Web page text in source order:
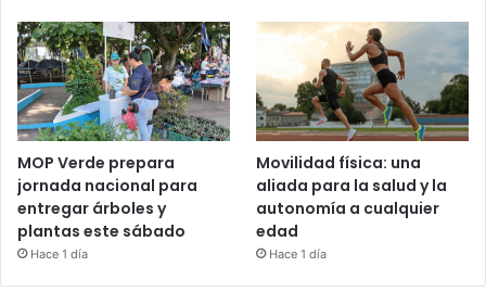
MOP Verde prepara
jornada nacional para
entregar árboles y
plantas este sábado
Hace 1 día
Movilidad física: una
aliada para la salud y la
autonomía a cualquier
edad
Hace 1 día